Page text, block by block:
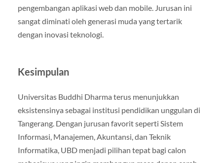
pengembangan aplikasi web dan mobile. Jurusan ini
sangat diminati oleh generasi muda yang tertarik
dengan inovasi teknologi.
Kesimpulan
Universitas Buddhi Dharma terus menunjukkan
eksistensinya sebagai institusi pendidikan unggulan di
Tangerang. Dengan jurusan favorit seperti Sistem
Informasi, Manajemen, Akuntansi, dan Teknik
Informatika, UBD menjadi pilihan tepat bagi calon